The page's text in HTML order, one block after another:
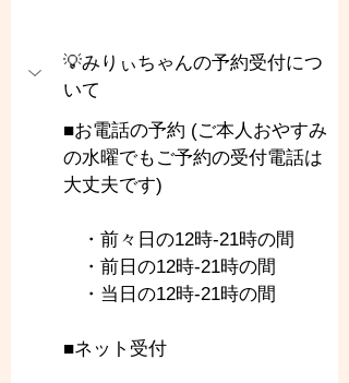
💡みりぃちゃんの予約受付につ
いて
■お電話の予約 (ご本人おやすみ
の水曜でもご予約の受付電話は
大丈夫です)
・前々日の12時-21時の間
・前日の12時-21時の間
・当日の12時-21時の間
■ネット受付